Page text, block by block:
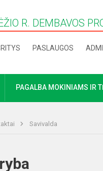
R. DEMBAVOS
PASLAUGOS
PAGALBA MOKINIAMS IR
Savivalda